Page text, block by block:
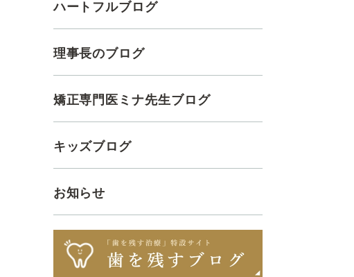
ハートフルブログ
理事長のブログ
矯正専門医ミナ先生ブログ
キッズブログ
お知らせ